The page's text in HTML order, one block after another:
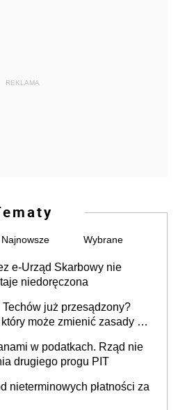
REKLAMA
Najnowsze Wybrane
e-Urząd Skarbowy nie
niedoręczona
już przesądzony?
może zmienić zasady gry
w podatkach. Rząd nie
drugiego progu PIT
nieterminowych płatności za